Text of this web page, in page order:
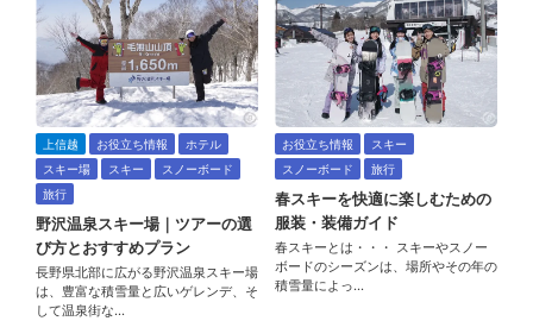
上信越 お役立ち情報
ホテル
スキー場
スキー
スノーボード
旅行
野沢温泉スキー場｜ツアーの選
び方とおすすめプラン
長野県北部に広がる野沢温泉スキー場
は、豊富な積雪量と広いゲレンデ、そ
して温泉街な…
お役立ち情報
スキー
スノーボード
旅行
春スキーを快適に楽しむための
服装・装備ガイド
春スキーとは・・・ スキーやスノー
ボードのシーズンは、場所やその年の
積雪量によっ…